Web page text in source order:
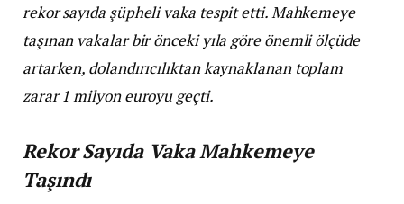
rekor sayıda şüpheli vaka tespit etti. Mahkemeye
taşınan vakalar bir önceki yıla göre önemli ölçüde
artarken, dolandırıcılıktan kaynaklanan toplam
zarar 1 milyon euroyu geçti.
Rekor Sayıda Vaka Mahkemeye
Taşındı